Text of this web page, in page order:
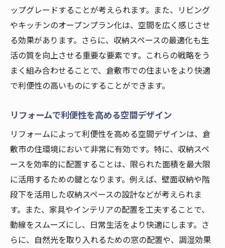
ップグレードすることが考えられます。また、リビング
やキッチンのオープンプラン化は、空間を広く感じさせ
る効果があります。さらに、収納スペースの最適化も生
活の質を向上させる重要な要素です。これらの戦略をう
まく組み合わせることで、倉敷市での住まいをより快適
で利便性の高いものにすることができます。
リフォームで利便性を高める空間デザイン
リフォームによって利便性を高める空間デザインは、倉
敷市の住環境において非常に有効です。特に、収納スペ
ースを効率的に配置することは、限られた面積を最大限
に活用するための鍵となります。例えば、壁面収納や階
段下を活用した収納スペースの設計などが考えられま
す。また、家具やインテリアの配置を工夫することで、
動線をスムーズにし、日常生活をより快適にします。さ
らに、自然光を取り入れるための窓の配置や、調湿効果